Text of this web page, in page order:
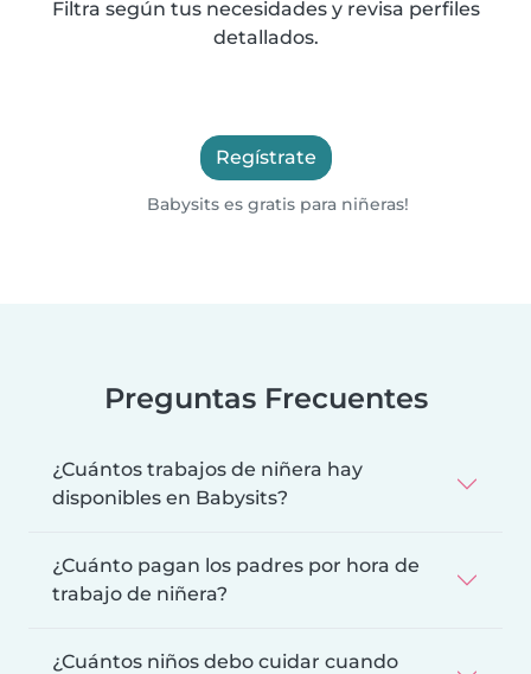
Filtra según tus necesidades y revisa perfiles
detallados.
Regístrate
Babysits es gratis para niñeras!
Preguntas Frecuentes
¿Cuántos trabajos de niñera hay
disponibles en Babysits?
¿Cuánto pagan los padres por hora de
trabajo de niñera?
¿Cuántos niños debo cuidar cuando